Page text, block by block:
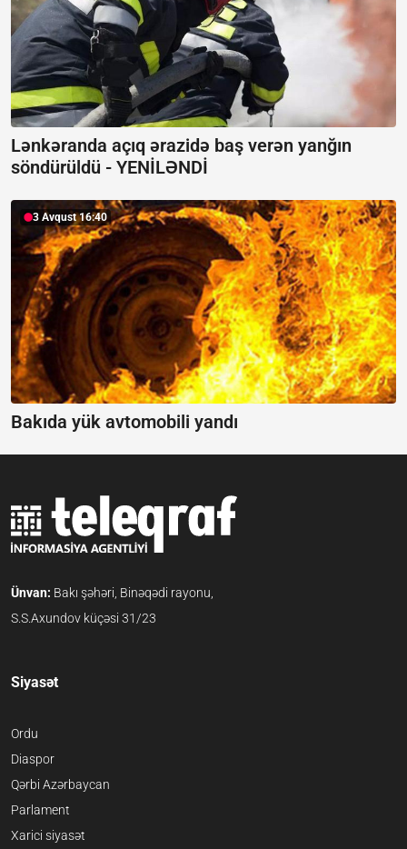
Lənkəranda açıq ərazidə baş verən yanğın
söndürüldü - YENİLƏNDİ
3 Avqust 16:40
Bakıda yük avtomobili yandı
Ünvan: Bakı şəhəri, Binəqədi rayonu,
S.S.Axundov küçəsi 31/23
Siyasət
Ordu
Diaspor
Qərbi Azərbaycan
Parlament
Xarici siyasət